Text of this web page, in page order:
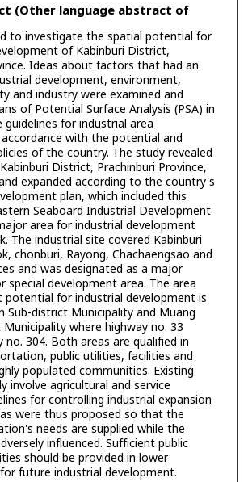
(Other language abstract of
to investigate the spatial potential for
of Kabinburi District,
Ideas about factors that had an
development, environment,
and industry were examined and
of Potential Surface Analysis (PSA) in
for industrial area
with the potential and
of the country. The study revealed
District, Prachinburi Province,
expanded according to the country's
plan, which included this
Seaboard Industrial Development
area for industrial development
The industrial site covered Kabinburi
chonburi, Rayong, Chachaengsao and
and was designated as a major
special development area. The area
potential for industrial development is
Sub-district Municipality and Muang
where highway no. 33
no. 304. Both areas are qualified in
public utilities, facilities and
populated communities. Existing
involve agricultural and service
for controlling industrial expansion
were thus proposed so that the
needs are supplied while the
influenced. Sufficient public
should be provided in lower
future industrial development.